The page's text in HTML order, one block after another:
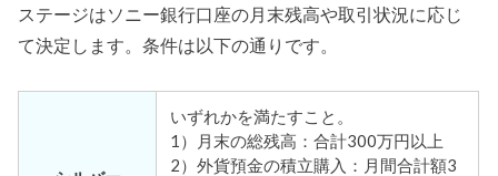
ステージはソニー銀行口座の月末残高や取引状況に応じ
て決定します。条件は以下の通りです。
いずれかを満たすこと。
1）月末の総残高：合計300万円以上
2）外貨預金の積立購入：月間合計額3